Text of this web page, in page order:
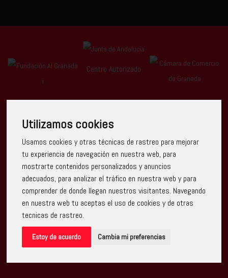
Utilizamos cookies
Usamos cookies y otras técnicas de rastreo para mejorar
tu experiencia de navegación en nuestra web, para
mostrarte contenidos personalizados y anuncios
adecuados, para analizar el tráfico en nuestra web y para
comprender de donde llegan nuestros visitantes. Navegando
en nuestra web tu aceptas el uso de cookies y de otras
tecnicas de rastreo.
Estoy de acuerdo Cambia mi preferencias
Centro Autorizado
Escuela Arte Granada ha recibido una ayuda de la Unión
Europea con cargo al Programa Operativo FEDER de Andalucía
2014-2020, financiada como parte de la respuesta de la Unión
a la pandemia de COVID-19 (REACT-UE), para compensar el
sobrecoste energético de gas natural y/o electricidad a pymes
y autónomos especialmente afectados por el incremento de
los precios del gas natural y la electricidad provocados por el
impacto de la guerra de agresión de Rusia contra Ucrania.